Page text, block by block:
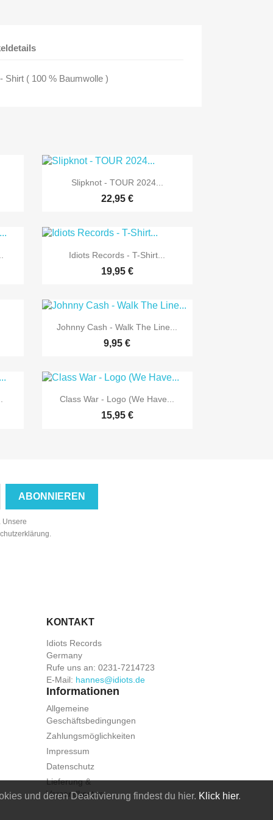
Shirt ( 100 % Baumwolle )
 Vorschau
Slipknot - TOUR 2024...
22,95 €
 Vorschau
Idiots Records - T-Shirt...
19,95 €
 Vorschau
Johnny Cash - Walk The Line...
9,95 €
 Vorschau
Class War - Logo (We Have...
15,95 €
Unsere
KONTAKT
Idiots Records
Germany
Rufe uns an: 0231-7214723
E-Mail: hannes@idiots.de
und deren Deaktivierung findest du hier. Klick hier.
Informationen
Allgemeine
Geschäftsbedingungen
Zahlungsmöglichkeiten
Impressum
Datenschutz
Lieferung &
Versandkosten